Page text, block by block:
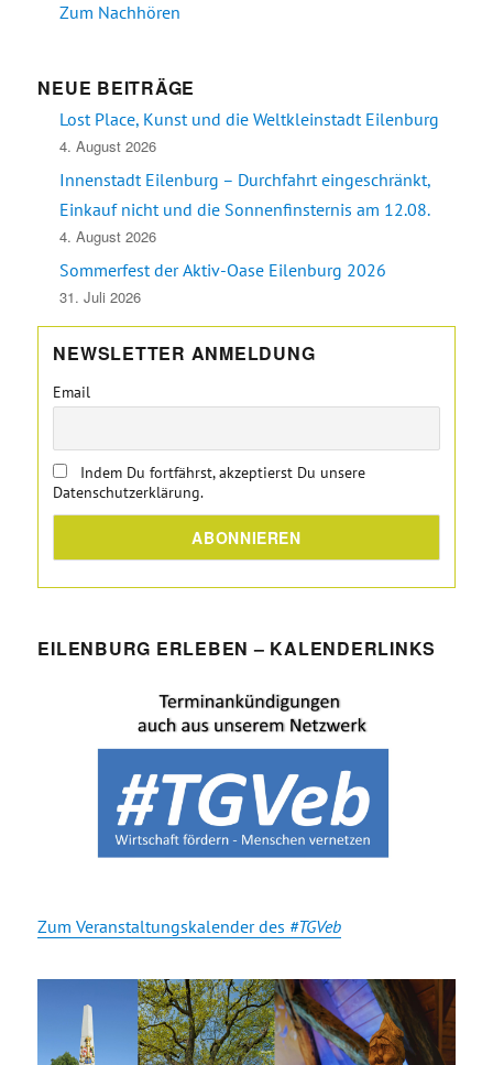
Zum Nachhören
NEUE BEITRÄGE
Lost Place, Kunst und die Weltkleinstadt Eilenburg
4. August 2026
Innenstadt Eilenburg – Durchfahrt eingeschränkt,
Einkauf nicht und die Sonnenfinsternis am 12.08.
4. August 2026
Sommerfest der Aktiv-Oase Eilenburg 2026
31. Juli 2026
NEWSLETTER ANMELDUNG
Email
Indem Du fortfährst, akzeptierst Du unsere
Datenschutzerklärung.
EILENBURG ERLEBEN – KALENDERLINKS
Zum Veranstaltungskalender des #TGVeb